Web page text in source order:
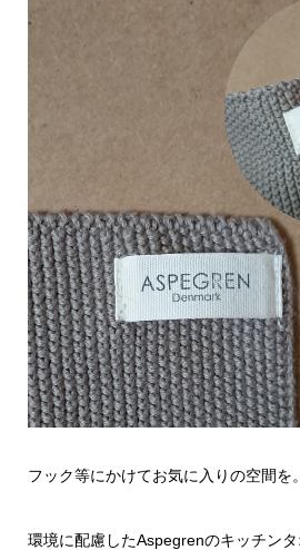
フック等にかけてお気に入りの空間を。
環境に配慮したAspegrenのキッチン